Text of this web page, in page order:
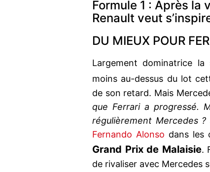
Formule 1 : Après la
Renault veut
DU MIEUX POUR
Largement dominatrice la
moins au-dessus du lot
de son retard. Mais
que Ferrari a progressé.
régulièrement Mercedes
Fernando Alonso dans les
Grand Prix de Malaisie.
de rivaliser avec Mercedes